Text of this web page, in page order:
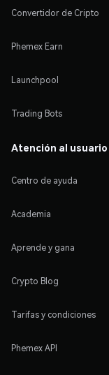
Convertidor de Cripto
Phemex Earn
Launchpool
Trading Bots
Atención al usuario
Centro de ayuda
Academia
Aprende y gana
Crypto Blog
Tarifas y condiciones
Phemex API